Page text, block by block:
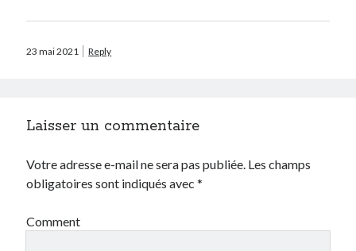
23 mai 2021 Reply
Laisser un commentaire
Votre adresse e-mail ne sera pas publiée. Les champs
obligatoires sont indiqués avec*
Comment